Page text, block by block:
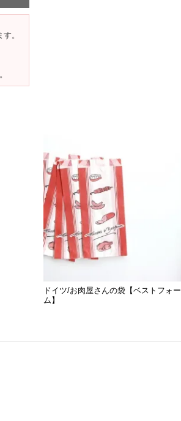
。
ドイツ/お肉屋さんの袋【ベストフォー
ム】